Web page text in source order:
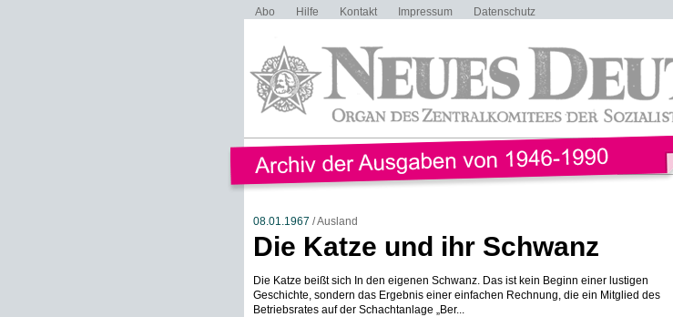
Abo Hilfe Kontakt Impressum Datenschutz
08.01.1967 / Ausland
Die Katze und ihr Schwanz
Die Katze beißt sich In den eigenen Schwanz. Das ist kein Beginn einer lustigen
Geschichte, sondern das Ergebnis einer einfachen Rechnung, die ein Mitglied des
Betriebsrates auf der Schachtanlage „Ber...